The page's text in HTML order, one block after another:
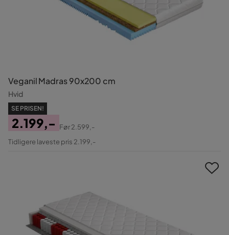
Veganil Madras 90x200 cm
Hvid
SE PRISEN!
Pris
2.199,-
Original
Før2.599,-
Tidligere laveste pris 2.199,-